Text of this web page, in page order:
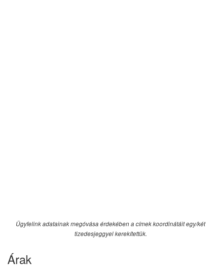
Ügyfelink adatainak megóvása érdekében a címek koordinátáit egy/két
tizedesjeggyel kerekítettük.
Árak